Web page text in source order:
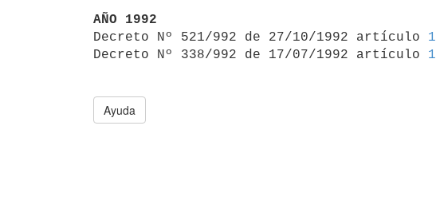
AÑO 1992
Decreto Nº 521/992 de 27/10/1992 artículo 1
Decreto Nº 338/992 de 17/07/1992 artículo 1
Ayuda